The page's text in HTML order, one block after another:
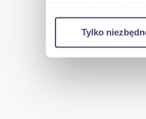
w naszej witrynie.
reklamowym i
uzyskanymi
Tylko